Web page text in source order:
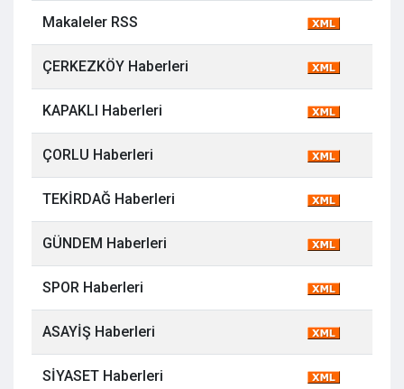
Makaleler RSS
ÇERKEZKÖY Haberleri
KAPAKLI Haberleri
ÇORLU Haberleri
TEKİRDAĞ Haberleri
GÜNDEM Haberleri
SPOR Haberleri
ASAYİŞ Haberleri
SİYASET Haberleri